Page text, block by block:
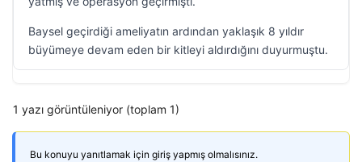
Baysel geçirdiği ameliyatın ardından yaklaşık 8 yıldır
büyümeye devam eden bir kitleyi aldırdığını duyurmuştu.
1 yazı görüntüleniyor (toplam 1)
Bu konuyu yanıtlamak için giriş yapmış olmalısınız.